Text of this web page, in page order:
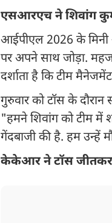
एसआरएच ने शिवांग
आईपीएल 2026 के मिनी
पर अपने साथ जोड़ा.
दर्शाता है कि टीम
गुरुवार को टॉस के
"हमने शिवांग को टीम
गेंदबाजी की है. हम उन्हें
केकेआर ने टॉस जीतकर